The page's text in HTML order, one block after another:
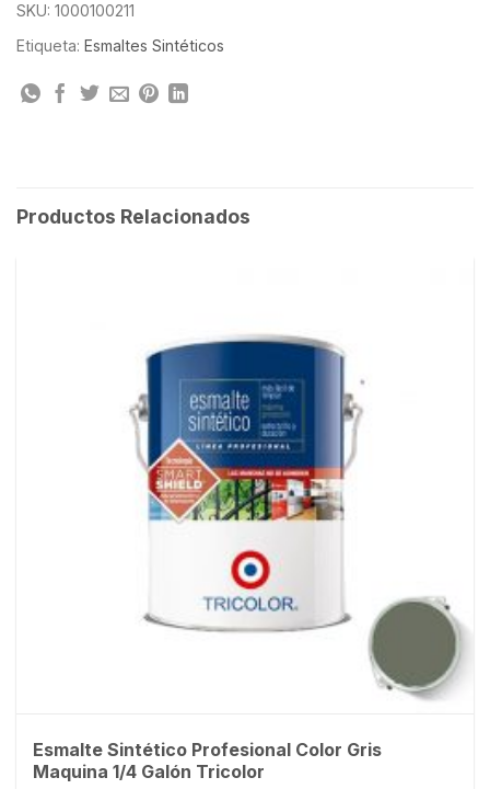
SKU: 1000100211
Etiqueta: Esmaltes Sintéticos
Productos Relacionados
Esmalte Sintético Profesional Color Gris
Maquina 1/4 Galón Tricolor